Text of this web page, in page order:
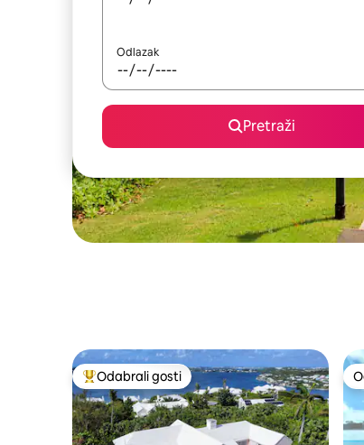
Odlazak
Pretraži
Među najviše rangiranima s oznakom
Odabrali gosti